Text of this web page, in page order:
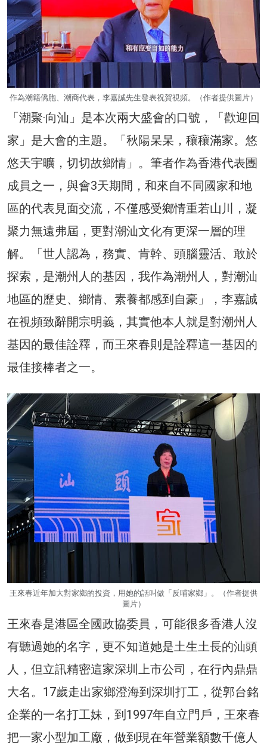
作為潮籍僑胞、潮商代表，李嘉誠先生發表祝賀視頻。（作者提供圖片）
「潮聚·向汕」是本次兩大盛會的口號，「歡迎回
家」是大會的主題。「秋陽杲杲，穰穰滿家。悠
悠天宇曠，切切故鄉情」。筆者作為香港代表團
成員之一，與會3天期間，和來自不同國家和地
區的代表見面交流，不僅感受鄉情重若山川，凝
聚力無遠弗屆，更對潮汕文化有更深一層的理
解。「世人認為，務實、肯幹、頭腦靈活、敢於
探索，是潮州人的基因，我作為潮州人，對潮汕
地區的歷史、鄉情、素養都感到自豪」，李嘉誠
在視頻致辭開宗明義，其實他本人就是對潮州人
基因的最佳詮釋，而王來春則是詮釋這一基因的
最佳接棒者之一。
王來春近年加大對家鄉的投資，用她的話叫做「反哺家鄉」。（作者提供
圖片）
王來春是港區全國政協委員，可能很多香港人沒
有聽過她的名字，更不知道她是土生土長的汕頭
人，但立訊精密這家深圳上市公司，在行內鼎鼎
大名。17歲走出家鄉澄海到深圳打工，從郭台銘
企業的一名打工妹，到1997年自立門戶，王來春
把一家小型加工廠，做到現在年營業額數千億人